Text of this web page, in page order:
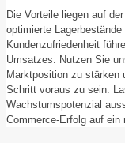
Die Vorteile liegen auf
optimierte
Kundenzufriedenheit
Umsatzes. Nutzen Sie
Marktposition zu stärken
Schritt voraus zu sein.
Wachstumspotenzial
Commerce-Erfolg auf ein